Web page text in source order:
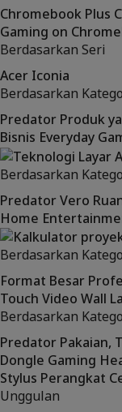
Chromebook Plus
Gaming on
Berdasarkan Seri
Acer Iconia
Berdasarkan
Predator Produk
Bisnis Everyday
Berdasarkan
Predator Vero
Home
Berdasarkan
Format Besar
Touch Video Wall
Berdasarkan
Predator Pakaian,
Dongle Gaming
Stylus Perangkat
Unggulan